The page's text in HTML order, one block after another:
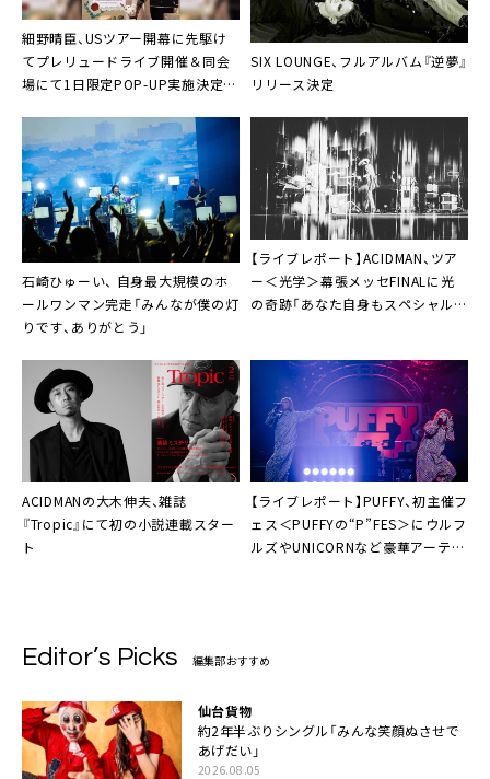
細野晴臣、USツアー開幕に先駆け
てプレリュードライブ開催＆同会
場にて1日限定POP-UP実施決定。
ライザー第二弾公開も
SIX LOUNGE、フルアルバム『逆夢』
リリース決定
石崎ひゅーい、 自身最大規模のホ
ールワンマン完走「みんなが僕の灯
りです、ありがとう」
【ライブレポート】ACIDMAN、ツア
ー＜光学＞幕張メッセFINALに光
の奇跡「あなた自身もスペシャルな
ACIDMANの大木伸夫、雑誌
『Tropic』にて初の小説連載スター
ト
【ライブレポート】PUFFY、初主催フ
ェス＜PUFFYの“P”FES＞にウルフ
ルズやUNICORNなど豪華アーティ
Editor’s Picks 編集部おすすめ
仙台貨物
約2年半ぶりシングル「みんな笑顔ぬさせで
あげだい」
2026.08.05